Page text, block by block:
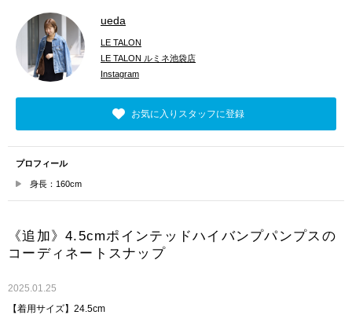
ueda
LE TALON
LE TALON ルミネ池袋店
Instagram
お気に入りスタッフに登録
プロフィール
身長：160cm
《追加》4.5cmポインテッドハイバンプパンプスの
コーディネートスナップ
2025.01.25
【着用サイズ】24.5cm